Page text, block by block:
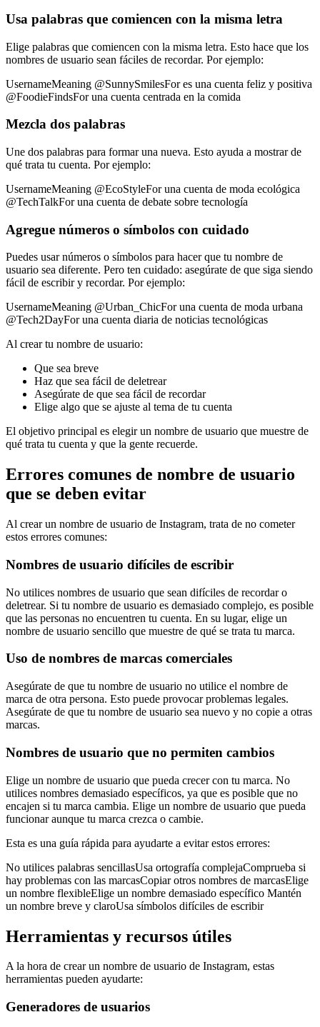
Usa palabras que comiencen con la misma letra
Elige palabras que comiencen con la misma letra. Esto hace que los
nombres de usuario sean fáciles de recordar. Por ejemplo:
UsernameMeaning @SunnySmilesFor es una cuenta feliz y positiva
@FoodieFindsFor una cuenta centrada en la comida
Mezcla dos palabras
Une dos palabras para formar una nueva. Esto ayuda a mostrar de
qué trata tu cuenta. Por ejemplo:
UsernameMeaning @EcoStyleFor una cuenta de moda ecológica
@TechTalkFor una cuenta de debate sobre tecnología
Agregue números o símbolos con cuidado
Puedes usar números o símbolos para hacer que tu nombre de
usuario sea diferente. Pero ten cuidado: asegúrate de que siga siendo
fácil de escribir y recordar. Por ejemplo:
UsernameMeaning @Urban_ChicFor una cuenta de moda urbana
@Tech2DayFor una cuenta diaria de noticias tecnológicas
Al crear tu nombre de usuario:
Que sea breve
Haz que sea fácil de deletrear
Asegúrate de que sea fácil de recordar
Elige algo que se ajuste al tema de tu cuenta
El objetivo principal es elegir un nombre de usuario que muestre de
qué trata tu cuenta y que la gente recuerde.
Errores comunes de nombre de usuario
que se deben evitar
Al crear un nombre de usuario de Instagram, trata de no cometer
estos errores comunes:
Nombres de usuario difíciles de escribir
No utilices nombres de usuario que sean difíciles de recordar o
deletrear. Si tu nombre de usuario es demasiado complejo, es posible
que las personas no encuentren tu cuenta. En su lugar, elige un
nombre de usuario sencillo que muestre de qué se trata tu marca.
Uso de nombres de marcas comerciales
Asegúrate de que tu nombre de usuario no utilice el nombre de
marca de otra persona. Esto puede provocar problemas legales.
Asegúrate de que tu nombre de usuario sea nuevo y no copie a otras
marcas.
Nombres de usuario que no permiten cambios
Elige un nombre de usuario que pueda crecer con tu marca. No
utilices nombres demasiado específicos, ya que es posible que no
encajen si tu marca cambia. Elige un nombre de usuario que pueda
funcionar aunque tu marca crezca o cambie.
Esta es una guía rápida para ayudarte a evitar estos errores:
No utilices palabras sencillasUsa ortografía complejaComprueba si
hay problemas con las marcasCopiar otros nombres de marcasElige
un nombre flexibleElige un nombre demasiado específico Mantén
un nombre breve y claroUsa símbolos difíciles de escribir
Herramientas y recursos útiles
A la hora de crear un nombre de usuario de Instagram, estas
herramientas pueden ayudarte:
Generadores de usuarios